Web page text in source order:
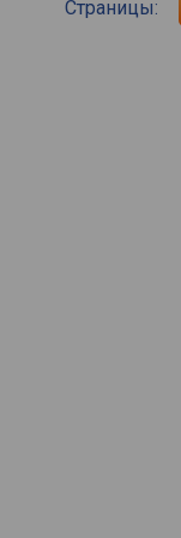
Страницы: